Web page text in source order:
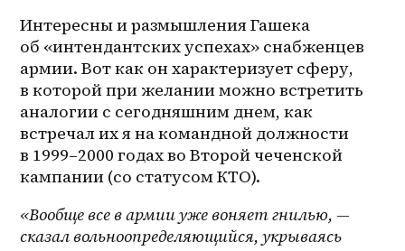
Интересны и размышления Гашека
об «интендантских успехах» снабженцев
армии. Вот как он характеризует сферу,
в которой при желании можно встретить
аналогии с сегодняшним днем, как
встречал их я на командной должности
в 1999–2000 годах во Второй чеченской
кампании (со статусом КТО).
«Вообще все в армии уже воняет гнилью, —
сказал вольноопределяющийся, укрываясь